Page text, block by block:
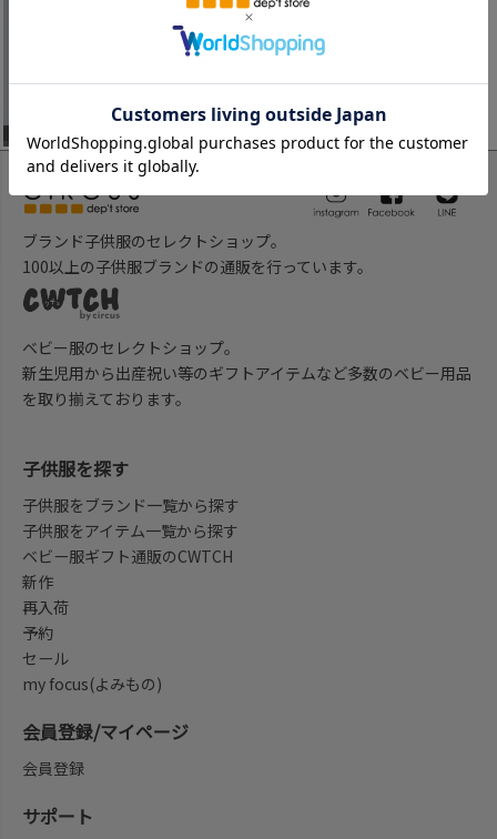
アールイーエスピー アールイーエスピー
ブランド子供服のセレクトショップ。
100以上の子供服ブランドの通販を行っています。
ベビー服のセレクトショップ。
新生児用から出産祝い等のギフトアイテムなど多数のベビー用品
を取り揃えております。
子供服を探す
子供服をブランド一覧から探す
子供服をアイテム一覧から探す
ベビー服ギフト通販のCWTCH
新作
再入荷
予約
セール
my focus(よみもの)
会員登録/マイページ
会員登録
サポート